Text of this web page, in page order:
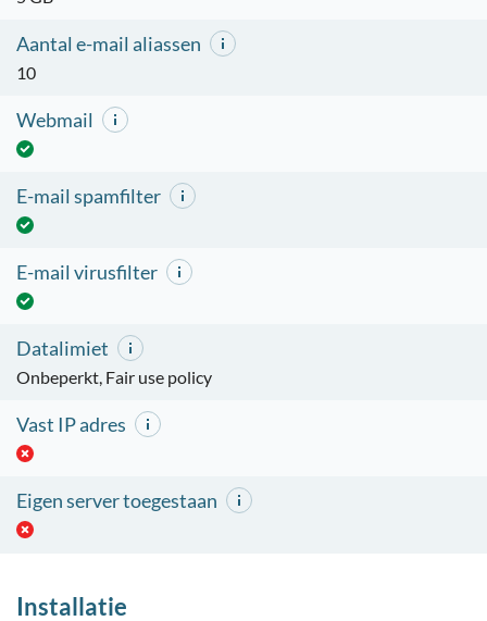
Aantal e-mail aliassen
10
Webmail
E-mail spamfilter
E-mail virusfilter
Datalimiet
Onbeperkt, Fair use policy
Vast IP adres
Eigen server toegestaan
Installatie